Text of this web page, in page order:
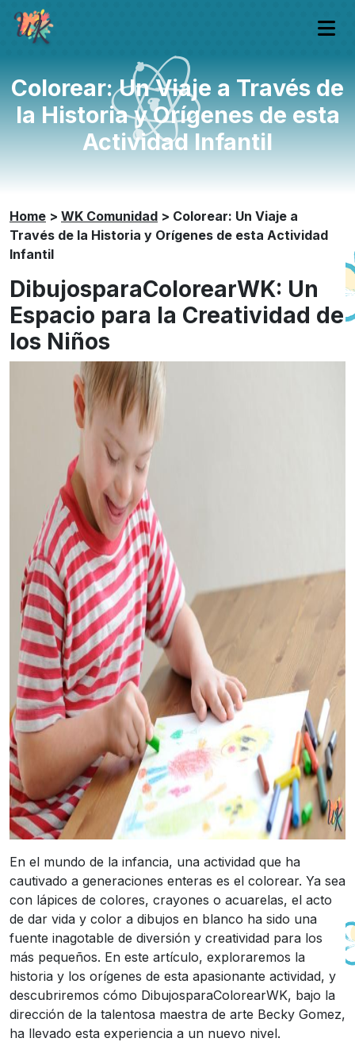
Colorear: Un Viaje a Través de
la Historia y Orígenes de esta
Actividad Infantil
Home > WK Comunidad > Colorear: Un Viaje a
Través de la Historia y Orígenes de esta Actividad
Infantil
DibujosparaColorearWK: Un
Espacio para la Creatividad de
los Niños
En el mundo de la infancia, una actividad que ha
cautivado a generaciones enteras es el colorear. Ya sea
con lápices de colores, crayones o acuarelas, el acto
de dar vida y color a dibujos en blanco ha sido una
fuente inagotable de diversión y creatividad para los
más pequeños. En este artículo, exploraremos la
historia y los orígenes de esta apasionante actividad, y
descubriremos cómo DibujosparaColorearWK, bajo la
dirección de la talentosa maestra de arte Becky Gomez,
ha llevado esta experiencia a un nuevo nivel.